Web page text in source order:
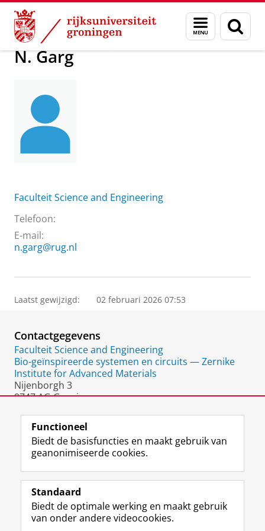
Skip
Content
Skip
Navigation
Menu
en
zoeken
Over ons Praktische zaken Waar vindt u ons N. Garg
N. Garg
Faculteit Science and Engineering
Telefoon:
E-mail:
n.garg@rug.nl
Laatst gewijzigd: 02 februari 2026 07:53
Contactgegevens
Faculteit Science and Engineering
Bio-geïnspireerde systemen en circuits — Zernike
Institute for Advanced Materials
Nijenborgh 3
9747 AG Groningen
Volg de RUG
F
a
e
b
L
i
k
e
R
S
-
f
I
n
t
Y
o
T
Studiekiezers
Functioneel
Biedt de basisfuncties en maakt gebruik van
geanonimiseerde cookies.
Standaard
Biedt de optimale werking en maakt gebruik
van onder andere videocookies.